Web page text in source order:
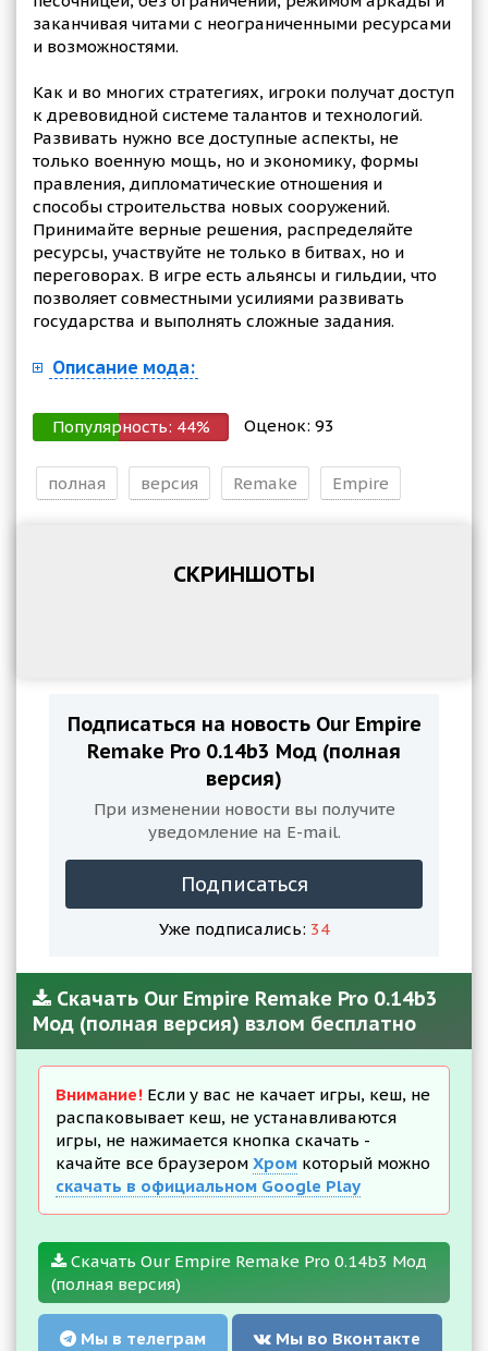
заканчивая читами с неограниченными ресурсами
и возможностями.
Как и во многих стратегиях, игроки получат доступ
к древовидной системе талантов и технологий.
Развивать нужно все доступные аспекты, не
только военную мощь, но и экономику, формы
правления, дипломатические отношения и
способы строительства новых сооружений.
Принимайте верные решения, распределяйте
ресурсы, участвуйте не только в битвах, но и
переговорах. В игре есть альянсы и гильдии, что
позволяет совместными усилиями развивать
государства и выполнять сложные задания.
Описание мода:
Популярность: 44% Оценок: 93
полная версия Remake Empire
СКРИНШОТЫ
Подписаться на новость Our Empire
Remake Pro 0.14b3 Мод (полная
версия)
При изменении новости вы получите
уведомление на E-mail.
Подписаться
Уже подписались: 34
Скачать Our Empire Remake Pro 0.14b3
Мод (полная версия) взлом бесплатно
Внимание! Если у вас не качает игры, кеш, не
распаковывает кеш, не устанавливаются
игры, не нажимается кнопка скачать -
качайте все браузером Хром который можно
скачать в официальном Google Play
Скачать Our Empire Remake Pro 0.14b3 Мод
(полная версия)
Мы в телеграм Мы во Вконтакте